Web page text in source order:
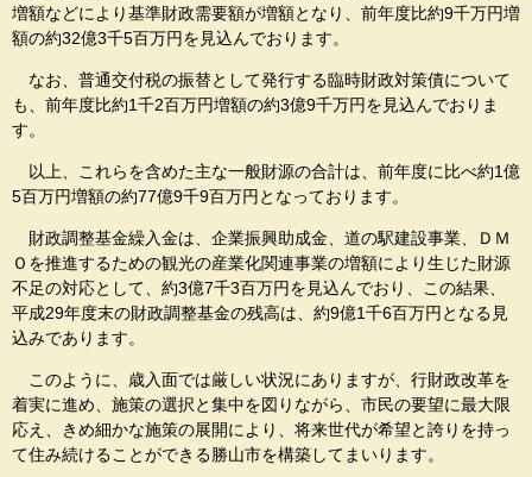
増額などにより基準財政需要額が増額となり、前年度比約9千万円増
額の約32億3千5百万円を見込んでおります。
なお、普通交付税の振替として発行する臨時財政対策債について
も、前年度比約1千2百万円増額の約3億9千万円を見込んでおりま
す。
以上、これらを含めた主な一般財源の合計は、前年度に比べ約1億
5百万円増額の約77億9千9百万円となっております。
財政調整基金繰入金は、企業振興助成金、道の駅建設事業、ＤＭ
Ｏを推進するための観光の産業化関連事業の増額により生じた財源
不足の対応として、約3億7千3百万円を見込んでおり、この結果、
平成29年度末の財政調整基金の残高は、約9億1千6百万円となる見
込みであります。
このように、歳入面では厳しい状況にありますが、行財政改革を
着実に進め、施策の選択と集中を図りながら、市民の要望に最大限
応え、きめ細かな施策の展開により、将来世代が希望と誇りを持っ
て住み続けることができる勝山市を構築してまいります。